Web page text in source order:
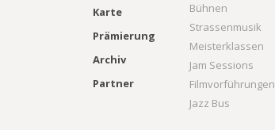
Karte
Prämierung
Archiv
Partner
Bühnen
Strassenmusik
Meisterklassen
Jam Sessions
Filmvorführungen
Jazz Bus